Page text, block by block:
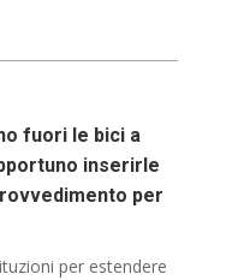
fuori le bici a
inserirle
per
per estendere